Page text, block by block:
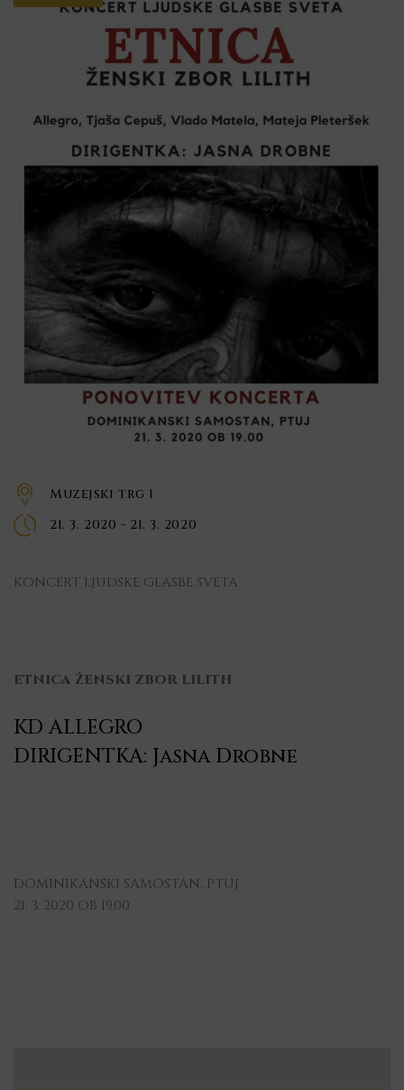
Muzejski trg 1
21. 3. 2020 - 21. 3. 2020
KONCERT LJUDSKE GLASBE SVETA
ETNICA ŽENSKI ZBOR LILITH
KD ALLEGRO
DIRIGENTKA: Jasna Drobne
DOMINIKANSKI SAMOSTAN, PTUJ
21. 3. 2020 OB 19.00